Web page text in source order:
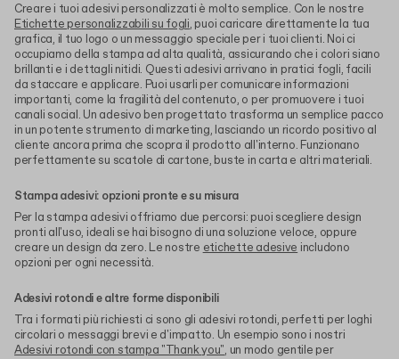
Creare i tuoi adesivi personalizzati è molto semplice. Con le nostre
Etichette personalizzabili su fogli, puoi caricare direttamente la tua
grafica, il tuo logo o un messaggio speciale per i tuoi clienti. Noi ci
occupiamo della stampa ad alta qualità, assicurando che i colori siano
brillanti e i dettagli nitidi. Questi adesivi arrivano in pratici fogli, facili
da staccare e applicare. Puoi usarli per comunicare informazioni
importanti, come la fragilità del contenuto, o per promuovere i tuoi
canali social. Un adesivo ben progettato trasforma un semplice pacco
in un potente strumento di marketing, lasciando un ricordo positivo al
cliente ancora prima che scopra il prodotto all'interno. Funzionano
perfettamente su scatole di cartone, buste in carta e altri materiali.
Stampa adesivi: opzioni pronte e su misura
Per la stampa adesivi offriamo due percorsi: puoi scegliere design
pronti all'uso, ideali se hai bisogno di una soluzione veloce, oppure
creare un design da zero. Le nostre etichette adesive includono
opzioni per ogni necessità.
Adesivi rotondi e altre forme disponibili
Tra i formati più richiesti ci sono gli adesivi rotondi, perfetti per loghi
circolari o messaggi brevi e d'impatto. Un esempio sono i nostri
Adesivi rotondi con stampa "Thank you", un modo gentile per